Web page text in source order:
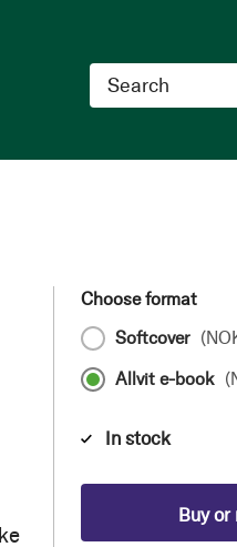
Search
Choose format
Softcover (
Allvit e-book (
In stock
Buy or